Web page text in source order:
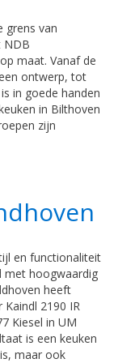
grens van
NDB
maat. Vanaf de
ontwerp, tot
in goede handen
in Bilthoven
zijn
en functionaliteit
met hoogwaardig
heeft
2190 IR
Kiesel in UM
is een keuken
maar ook